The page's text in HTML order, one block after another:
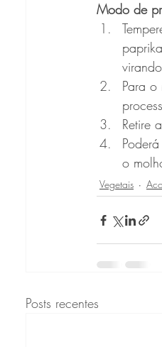
Modo de
Para
Retire
o
Vegetais
Posts recentes